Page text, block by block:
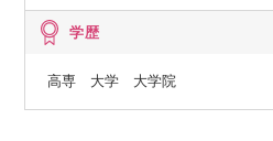
学歴
高専 大学 大学院